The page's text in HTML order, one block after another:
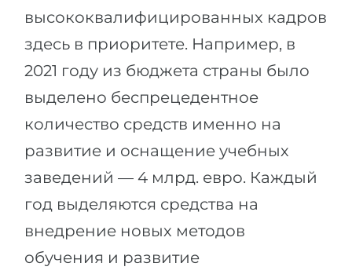
высококвалифицированных кадров
здесь в приоритете. Например, в
2021 году из бюджета страны было
выделено беспрецедентное
количество средств именно на
развитие и оснащение учебных
заведений — 4 млрд. евро. Каждый
год выделяются средства на
внедрение новых методов
обучения и развитие